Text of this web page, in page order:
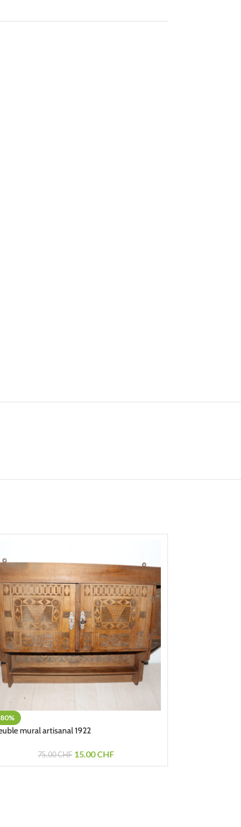
mural artisanal 1922
75.00CHF 15.00CHF